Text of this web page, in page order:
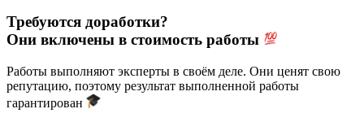
Требуются доработки?
Они включены в стоимость работы
Работы выполняют эксперты в своём деле. Они ценят свою
репутацию, поэтому результат выполненной работы
гарантирован